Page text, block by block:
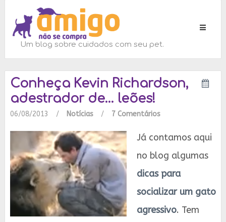
Toggle
Um blog sobre cuidados com seu pet.
Conheça Kevin Richardson,
adestrador de… leões!
06/08/2013 / Notícias / 7 Comentários
Já contamos aqui
no blog algumas
dicas para
socializar um gato
agressivo. Tem